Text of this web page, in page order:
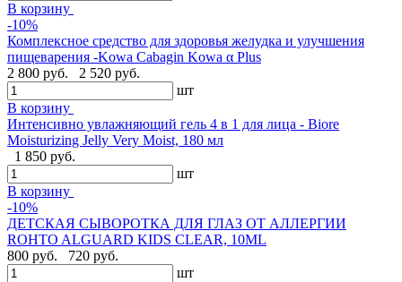
В корзину
-10%
Комплексное средство для здоровья желудка и улучшения
пищеварения -Kowa Cabagin Kowa α Plus
2 800 руб.
2 520 руб.
шт
В корзину
Интенсивно увлажняющий гель 4 в 1 для лица - Biore
Moisturizing Jelly Very Moist, 180 мл
1 850 руб.
шт
В корзину
-10%
ДЕТСКАЯ СЫВОРОТКА ДЛЯ ГЛАЗ ОТ АЛЛЕРГИИ
ROHTO ALGUARD KIDS CLEAR, 10ML
800 руб.
720 руб.
шт